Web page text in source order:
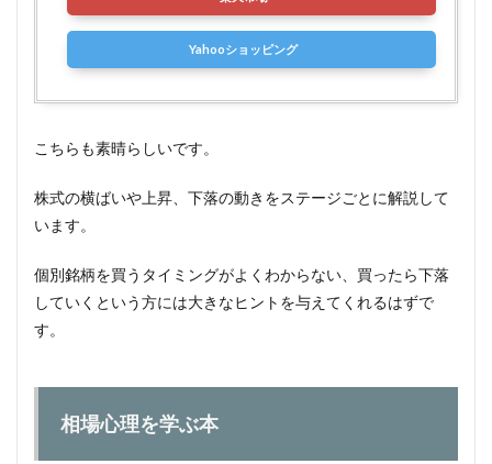
Yahooショッピング
こちらも素晴らしいです。
株式の横ばいや上昇、下落の動きをステージごとに解説して
います。
個別銘柄を買うタイミングがよくわからない、買ったら下落
していくという方には大きなヒントを与えてくれるはずで
す。
相場心理を学ぶ本